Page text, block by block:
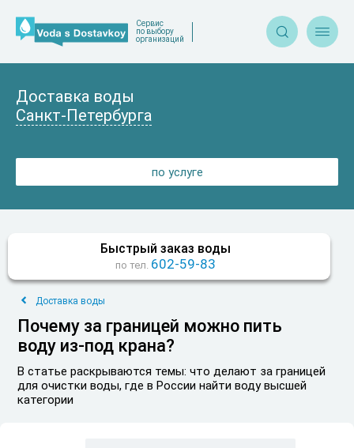
Сервис
по выбору
организаций
Доставка воды
Санкт-Петербурга
 
по услуге
Быстрый заказ воды
по тел. 602-59-83
Доставка воды
Почему за границей можно пить
воду из-под крана?
В статье раскрываются темы: что делают за границей
для очистки воды, где в России найти воду высшей
категории